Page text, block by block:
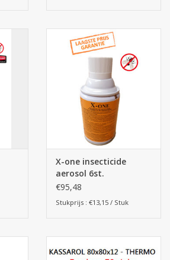
X-one insecticide
aerosol 6st.
€95,48
Stukprijs : €13,15 / Stuk